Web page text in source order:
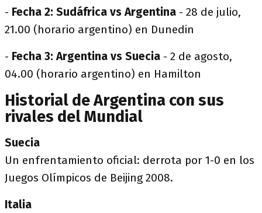
- Fecha 2: Sudáfrica vs Argentina - 28 de julio,
21.00 (horario argentino) en Dunedin
- Fecha 3: Argentina vs Suecia - 2 de agosto,
04.00 (horario argentino) en Hamilton
Historial de Argentina con sus
rivales del Mundial
Suecia
Un enfrentamiento oficial: derrota por 1-0 en los
Juegos Olímpicos de Beijing 2008.
Italia